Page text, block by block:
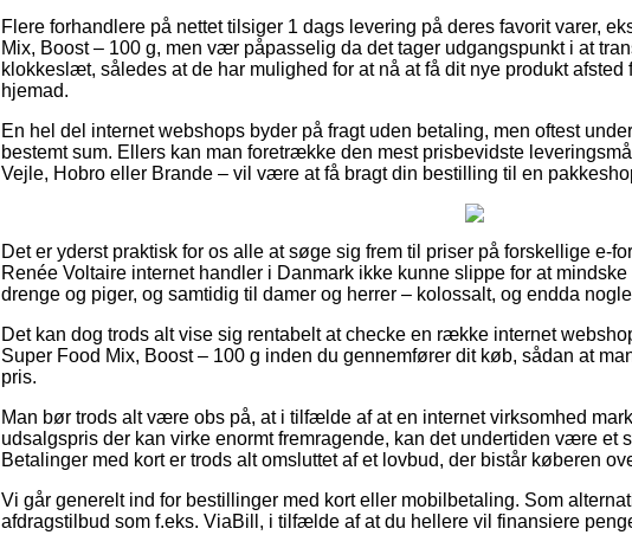
Flere forhandlere på nettet tilsiger 1 dags levering på deres favorit varer,
Mix, Boost – 100 g, men vær påpasselig da det tager udgangspunkt i at
klokkeslæt, således at de har mulighed for at nå at få dit nye produkt
hjemad.
En hel del internet webshops byder på fragt uden betaling, men oftest
bestemt sum. Ellers kan man foretrække den mest prisbevidste
Vejle, Hobro eller Brande – vil være at få bragt din bestilling til en
Det er yderst praktisk for os alle at søge sig frem til priser på forskellige e-
Renée Voltaire internet handler i Danmark ikke kunne slippe for at
drenge og piger, og samtidig til damer og herrer – kolossalt, og endda
Det kan dog trods alt vise sig rentabelt at checke en række internet
Super Food Mix, Boost – 100 g inden du gennemfører dit køb, sådan at
pris.
Man bør trods alt være obs på, at i tilfælde af at en internet virksomhed
udsalgspris der kan virke enormt fremragende, kan det undertiden være et
Betalinger med kort er trods alt omsluttet af et lovbud, der bistår køberen
Vi går generelt ind for bestillinger med kort eller mobilbetaling. Som
afdragstilbud som f.eks. ViaBill, i tilfælde af at du hellere vil finansiere